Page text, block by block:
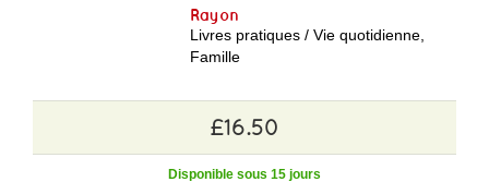
Rayon
Livres pratiques / Vie quotidienne,
Famille
£16.50
Disponible sous 15 jours